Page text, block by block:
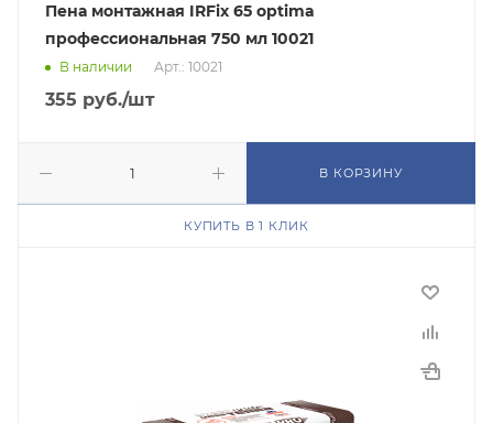
Пена монтажная IRFix 65 optima
профессиональная 750 мл 10021
В наличии Арт.: 10021
355 руб./шт
В КОРЗИНУ
КУПИТЬ В 1 КЛИК